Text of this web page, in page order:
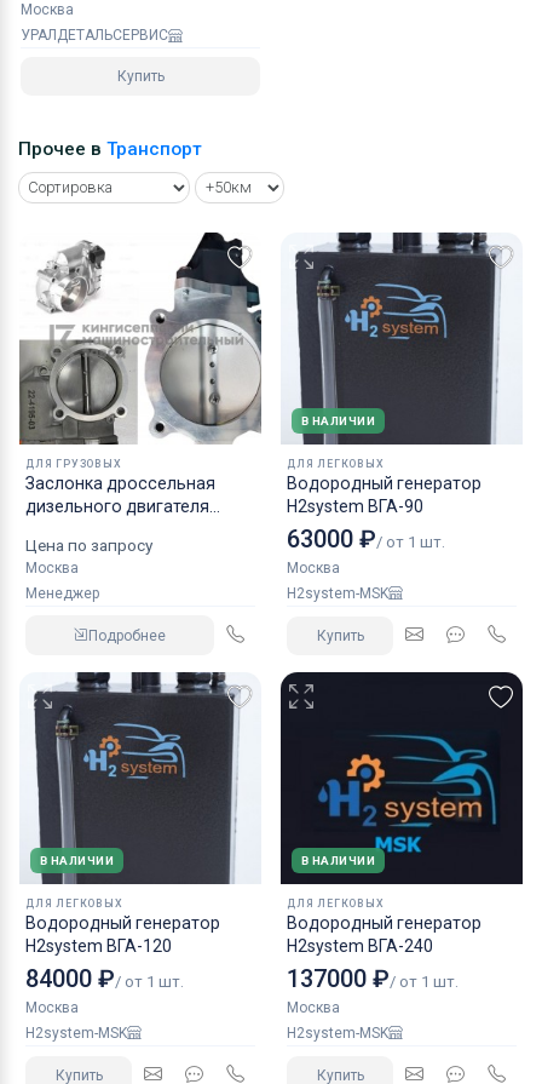
Москва
УРАЛДЕТАЛЬСЕРВИС
Купить
Прочее в Транспорт
ДЛЯ ГРУЗОВЫХ
Заслонка дроссельная
дизельного двигателя
Цена по запросу
Москва
Менеджер
Подробнее
В НАЛИЧИИ
ДЛЯ ЛЕГКОВЫХ
Водородный генератор
H2system ВГА-90
63000 ₽/ от 1 шт.
Москва
H2system-MSK
Купить
В НАЛИЧИИ
ДЛЯ ЛЕГКОВЫХ
Водородный генератор
H2system ВГА-120
84000 ₽/ от 1 шт.
Москва
H2system-MSK
Купить
В НАЛИЧИИ
ДЛЯ ЛЕГКОВЫХ
Водородный генератор
H2system ВГА-240
137000 ₽/ от 1 шт.
Москва
H2system-MSK
Купить